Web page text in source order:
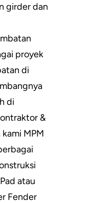
girder dan
proyek
di
di
&
MPM
atau
Fender